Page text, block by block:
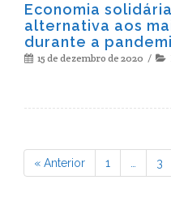
Economia
alternativa aos
durante a
15 de dezembro de 2020
« Anterior Page
1 3